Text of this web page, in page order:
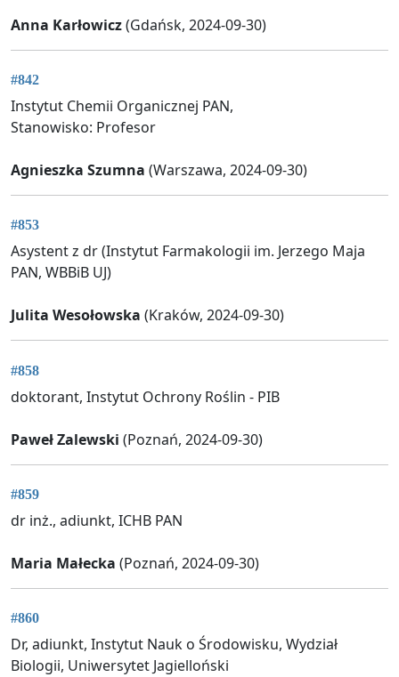
Anna Karłowicz(Gdańsk, 2024-09-30)
#842
Instytut Chemii Organicznej PAN,
Stanowisko: Profesor
Agnieszka Szumna (Warszawa, 2024-09-30)
#853
Asystent z dr (Instytut Farmakologii im. Jerzego Maja
PAN, WBBiB UJ)
Julita Wesołowska (Kraków, 2024-09-30)
#858
doktorant, Instytut Ochrony Roślin - PIB
Paweł Zalewski (Poznań, 2024-09-30)
#859
dr inż., adiunkt, ICHB PAN
Maria Małecka (Poznań, 2024-09-30)
#860
Dr, adiunkt, Instytut Nauk o Środowisku, Wydział
Biologii, Uniwersytet Jagielloński